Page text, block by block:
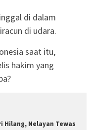
di dalam
di udara.
saat itu,
hakim yang
Hilang, Nelayan Tewas